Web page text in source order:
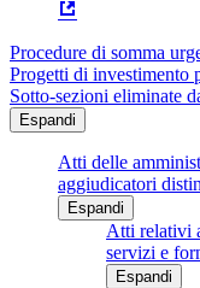
Procedure di somma
Progetti di investimento
Sotto-sezioni eliminate
Espandi
Atti delle
aggiudicatori
Espandi
Atti relativi
servizi e
Espandi